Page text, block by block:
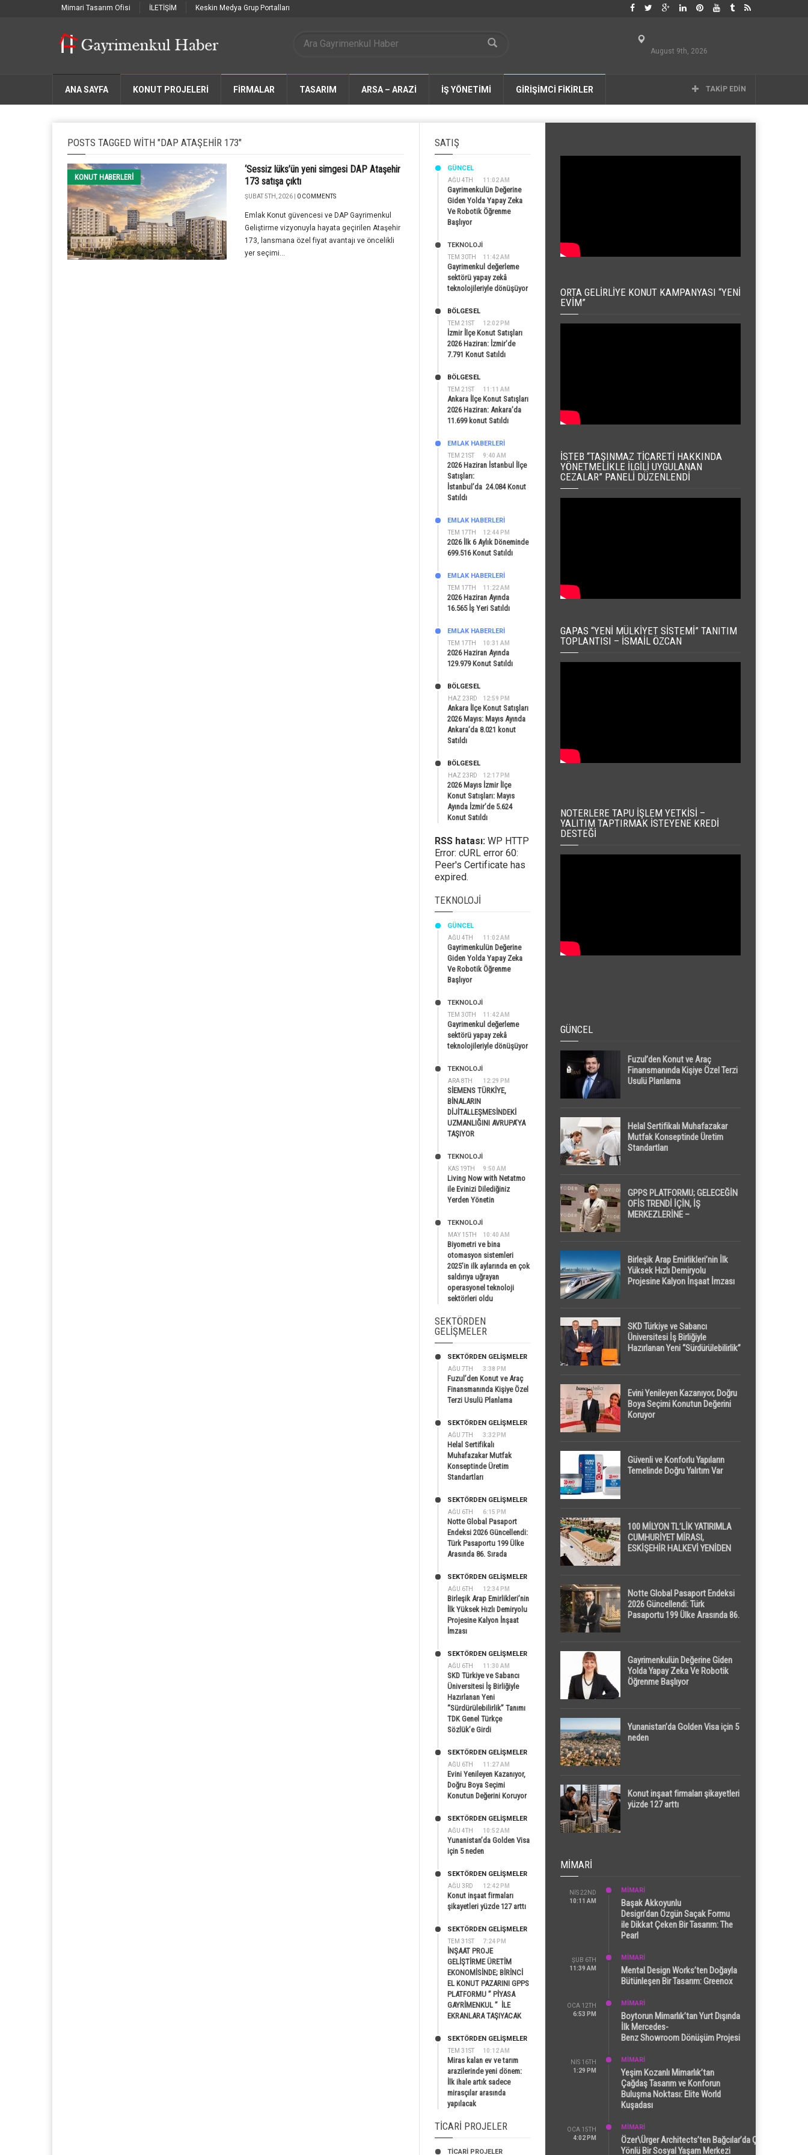
Mimari Tasarım Ofisi İLETİŞİM Keskin Medya Grup Portalları
August 9th, 2026
ANA SAYFA KONUT PROJELERİ FIRMALAR TASARIM ARSA – ARAZİ İŞ YÖNETİMİ GİRİŞİMCİ FİKİRLER TAKIP EDIN
POSTS TAGGED WITH "DAP ATAŞEHIR 173"
KONUT HABERLERI
‘Sessiz lüks’ün yeni simgesi DAP Ataşehir
173 satışa çıktı
ŞUBAT 5TH, 2026 | 0 COMMENTS
Emlak Konut güvencesi ve DAP Gayrimenkul
Geliştirme vizyonuyla hayata geçirilen Ataşehir
173, lansmana özel fiyat avantajı ve öncelikli
yer seçimi...
SATIŞ
AĞU 4TH 11:02 AM
GÜNCEL
Gayrimenkulün Değerine
Giden Yolda Yapay Zeka
Ve Robotik Öğrenme
Başlıyor
TEM 30TH 11:42 AM
TEKNOLOJİ
Gayrimenkul değerleme
sektörü yapay zekâ
teknolojileriyle dönüşüyor
TEM 21ST 12:02 PM
BÖLGESEL
İzmir İlçe Konut Satışları
2026 Haziran: İzmir’de
7.791 Konut Satıldı
TEM 21ST 11:11 AM
BÖLGESEL
Ankara İlçe Konut Satışları
2026 Haziran: Ankara’da
11.699 konut Satıldı
TEM 21ST 9:40 AM
EMLAK HABERLERI
2026 Haziran İstanbul İlçe
Satışları:
İstanbul’da 24.084 Konut
Satıldı
TEM 17TH 12:44 PM
EMLAK HABERLERI
2026 İlk 6 Aylık Döneminde
699.516 Konut Satıldı
TEM 17TH 11:22 AM
EMLAK HABERLERI
2026 Haziran Ayında
16.565 İş Yeri Satıldı
TEM 17TH 10:31 AM
EMLAK HABERLERI
2026 Haziran Ayında
129.979 Konut Satıldı
HAZ 23RD 12:59 PM
BÖLGESEL
Ankara İlçe Konut Satışları
2026 Mayıs: Mayıs Ayında
Ankara’da 8.021 konut
Satıldı
HAZ 23RD 12:17 PM
BÖLGESEL
2026 Mayıs İzmir İlçe
Konut Satışları: Mayıs
Ayında İzmir’de 5.624
Konut Satıldı
RSS hatası: WP HTTP
Error: cURL error 60:
Peer's Certificate has
expired.
TEKNOLOJI
AĞU 4TH 11:02 AM
GÜNCEL
Gayrimenkulün Değerine
Giden Yolda Yapay Zeka
Ve Robotik Öğrenme
Başlıyor
TEM 30TH 11:42 AM
TEKNOLOJİ
Gayrimenkul değerleme
sektörü yapay zekâ
teknolojileriyle dönüşüyor
ARA 8TH 12:29 PM
TEKNOLOJİ
SİEMENS TÜRKİYE,
BİNALARIN
DİJİTALLEŞMESİNDEKİ
UZMANLIĞINI AVRUPA’YA
TAŞIYOR
KAS 19TH 9:50 AM
TEKNOLOJİ
Living Now with Netatmo
ile Evinizi Dilediğiniz
Yerden Yönetin
MAY 15TH 10:40 AM
TEKNOLOJİ
Biyometri ve bina
otomasyon sistemleri
2025’in ilk aylarında en çok
saldırıya uğrayan
operasyonel teknoloji
sektörleri oldu
SEKTÖRDEN
GELIŞMELER
AĞU 7TH 3:38 PM
SEKTÖRDEN GELIŞMELER
Fuzul’den Konut ve Araç
Finansmanında Kişiye Özel
Terzi Usulü Planlama
AĞU 7TH 3:32 PM
SEKTÖRDEN GELIŞMELER
Helal Sertifikalı
Muhafazakar Mutfak
Konseptinde Üretim
Standartları
AĞU 6TH 6:15 PM
SEKTÖRDEN GELIŞMELER
Notte Global Pasaport
Endeksi 2026 Güncellendi:
Türk Pasaportu 199 Ülke
Arasında 86. Sırada
AĞU 6TH 12:34 PM
SEKTÖRDEN GELIŞMELER
Birleşik Arap Emirlikleri’nin
İlk Yüksek Hızlı Demiryolu
Projesine Kalyon İnşaat
İmzası
AĞU 6TH 11:30 AM
SEKTÖRDEN GELIŞMELER
SKD Türkiye ve Sabancı
Üniversitesi İş Birliğiyle
Hazırlanan Yeni
“Sürdürülebilirlik” Tanımı
TDK Genel Türkçe
Sözlük’e Girdi
AĞU 6TH 11:27 AM
SEKTÖRDEN GELIŞMELER
Evini Yenileyen Kazanıyor,
Doğru Boya Seçimi
Konutun Değerini Koruyor
AĞU 4TH 10:52 AM
SEKTÖRDEN GELIŞMELER
Yunanistan’da Golden Visa
için 5 neden
AĞU 3RD 12:42 PM
SEKTÖRDEN GELIŞMELER
Konut inşaat firmaları
şikayetleri yüzde 127 arttı
TEM 31ST 7:24 PM
SEKTÖRDEN GELIŞMELER
İNŞAAT PROJE
GELİŞTİRME ÜRETİM
EKONOMİSİNDE; BİRİNCİ
EL KONUT PAZARINI GPPS
PLATFORMU ” PİYASA
GAYRİMENKUL ” İLE
EKRANLARA TAŞIYACAK
TEM 31ST 10:12 AM
SEKTÖRDEN GELIŞMELER
Miras kalan ev ve tarım
arazilerinde yeni dönem:
İlk ihale artık sadece
mirasçılar arasında
yapılacak
TICARI PROJELER
TİCARİ PROJELER
ORTA GELIRLIYE KONUT KAMPANYASI “YENI
EVIM”
İSTEB “TAŞINMAZ TICARETI HAKKINDA
YÖNETMELIKLE İLGILI UYGULANAN
CEZALAR” PANELI DÜZENLENDI
GAPAS “YENI MÜLKIYET SISTEMI” TANITIM
TOPLANTISI – İSMAIL ÖZCAN
NOTERLERE TAPU İŞLEM YETKISI –
YALITIM TAPTIRMAK İSTEYENE KREDI
DESTEĞI
GÜNCEL
Fuzul’den Konut ve Araç
Finansmanında Kişiye Özel Terzi
Usulü Planlama
Helal Sertifikalı Muhafazakar
Mutfak Konseptinde Üretim
Standartları
GPPS PLATFORMU; GELECEĞİN
OFİS TRENDİ İÇİN, İŞ
MERKEZLERİNE –
Birleşik Arap Emirlikleri’nin İlk
Yüksek Hızlı Demiryolu
Projesine Kalyon İnşaat İmzası
SKD Türkiye ve Sabancı
Üniversitesi İş Birliğiyle
Hazırlanan Yeni “Sürdürülebilirlik”
Evini Yenileyen Kazanıyor, Doğru
Boya Seçimi Konutun Değerini
Koruyor
Güvenli ve Konforlu Yapıların
Temelinde Doğru Yalıtım Var
100 MİLYON TL’LİK YATIRIMLA
CUMHURİYET MİRASI,
ESKİŞEHİR HALKEVİ YENİDEN
Notte Global Pasaport Endeksi
2026 Güncellendi: Türk
Pasaportu 199 Ülke Arasında 86.
Gayrimenkulün Değerine Giden
Yolda Yapay Zeka Ve Robotik
Öğrenme Başlıyor
Yunanistan’da Golden Visa için 5
neden
Konut inşaat firmaları şikayetleri
yüzde 127 arttı
MIMARI
NIS 22ND
10:11 AM
MİMARİ
Başak Akkoyunlu
Design’dan Özgün Saçak Formu
ile Dikkat Çeken Bir Tasarım: The
Pearl
ŞUB 6TH
11:39 AM
MİMARİ
Mental Design Works’ten Doğayla
Bütünleşen Bir Tasarım: Greenox
OCA 12TH
6:53 PM
MİMARİ
Boytorun Mimarlık’tan Yurt Dışında
İlk Mercedes-
Benz Showroom Dönüşüm Projesi
NIS 16TH
1:29 PM
MİMARİ
Yeşim Kozanlı Mimarlık’tan
Çağdaş Tasarım ve Konforun
Buluşma Noktası: Elite World
Kuşadası
OCA 15TH
4:02 PM
MİMARİ
Özer\Ürger Architects’ten Bağcılar’da Çok
Yönlü Bir Sosyal Yaşam Merkezi